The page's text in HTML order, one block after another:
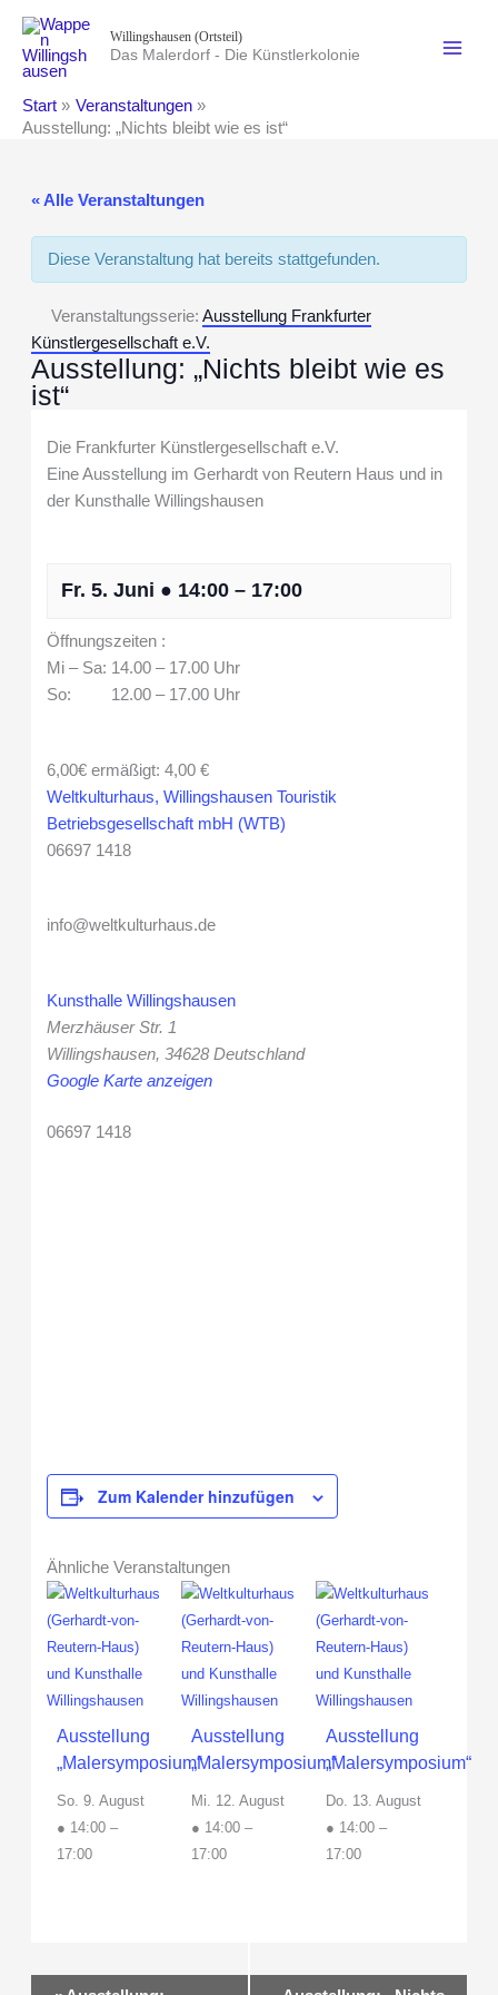
Inhalt
springen
Willingshausen (Ortsteil)
Das Malerdorf - Die Künstlerkolonie
Start
Veranstaltungen
Ausstellung: „Nichts bleibt wie es ist“
« Alle Veranstaltungen
Diese Veranstaltung hat bereits stattgefunden.
Veranstaltungsserie: Ausstellung Frankfurter
Künstlergesellschaft e.V.
Ausstellung: „Nichts bleibt wie es
ist“
Die Frankfurter Künstlergesellschaft e.V.
Eine Ausstellung im Gerhardt von Reutern Haus und in
der Kunsthalle Willingshausen
Fr. 5. Juni ● 14:00– 17:00
Öffnungszeiten :
Mi – Sa: 14.00 – 17.00 Uhr
So: 12.00 – 17.00 Uhr
6,00€ermäßigt: 4,00 €
Weltkulturhaus, Willingshausen Touristik
Betriebsgesellschaft mbH (WTB)
06697 1418
info@weltkulturhaus.de
Kunsthalle Willingshausen
Merzhäuser Str. 1
Willingshausen, 34628 Deutschland
Google Karte anzeigen
06697 1418
Zum Kalender hinzufügen
Ähnliche Veranstaltungen
Ausstellung
„Malersymposium“
So. 9. August
● 14:00–
17:00
Ausstellung
„Malersymposium“
Mi. 12. August
● 14:00–
17:00
Ausstellung
„Malersymposium“
Do. 13. August
● 14:00 –
17:00
Veranstaltung-